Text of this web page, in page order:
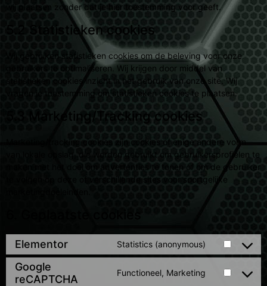
wij plaatsen zonder dat je hier toestemming voor geeft.
5.2 Statistieken cookies
Wij gebruiken statistieken cookies om de beleving voor onze
gebruikers te optimaliseren. Wij krijgen door middel van
statistieken cookies inzicht in het gebruik van onze site. Wij
vragen je toestemming om statistieken cookies te plaatsen.
5.3 Marketing/Tracking cookies
Marketing/tracking cookies zijn cookies of enige andere vorm
van lokale opslag, die worden gebruikt om gebruikersprofielen te
maken met het doel om advertenties te tonen of om de gebruiker
te volgen op deze of verschillende sites voor soortgelijke
Elementor Statistics (anonymous)
Google
reCAPTCHA
Functioneel, Marketing